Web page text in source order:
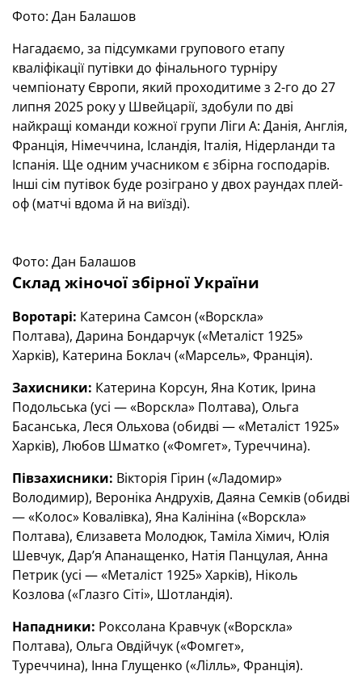
Фото: Дан Балашов
Нагадаємо, за підсумками групового етапу
кваліфікації путівки до фінального турніру
чемпіонату Європи, який проходитиме з 2-го до 27
липня 2025 року у Швейцарії, здобули по дві
найкращі команди кожної групи Ліги А: Данія, Англія,
Франція, Німеччина, Ісландія, Італія, Нідерланди та
Іспанія. Ще одним учасником є збірна господарів.
Інші сім путівок буде розіграно у двох раундах плей-
оф (матчі вдома й на виїзді).
Фото: Дан Балашов
Склад жіночої збірної України
Воротарі: Катерина Самсон («Ворскла»
Полтава), Дарина Бондарчук («Металіст 1925»
Харків), Катерина Боклач («Марсель», Франція).
Захисники: Катерина Корсун, Яна Котик, Ірина
Подольська (усі — «Ворскла» Полтава), Ольга
Басанська, Леся Ольхова (обидві — «Металіст 1925»
Харків), Любов Шматко («Фомгет», Туреччина).
Півзахисники: Вікторія Гірин («Ладомир»
Володимир), Вероніка Андрухів, Даяна Семків (обидві
— «Колос» Ковалівка), Яна Калініна («Ворскла»
Полтава), Єлизавета Молодюк, Таміла Хімич, Юлія
Шевчук, Дар’я Апанащенко, Натія Панцулая, Анна
Петрик (усі — «Металіст 1925» Харків), Ніколь
Козлова («Глазго Сіті», Шотландія).
Нападники: Роксолана Кравчук («Ворскла»
Полтава), Ольга Овдійчук («Фомгет»,
Туреччина), Інна Глущенко («Лілль», Франція).